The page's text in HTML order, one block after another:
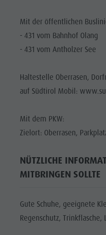
Mit der öffentlichen
- 431 vom Bahnhof Olang
- 431 vom Antholzer See
Haltestelle Oberrasen,
auf Südtirol Mobil:
Mit dem PKW:
Zielort: Oberrasen,
NÜTZLICHE
MITBRINGEN SOLLTE
Gute Schuhe, geeignete
Regenschutz, Trinkflasche,